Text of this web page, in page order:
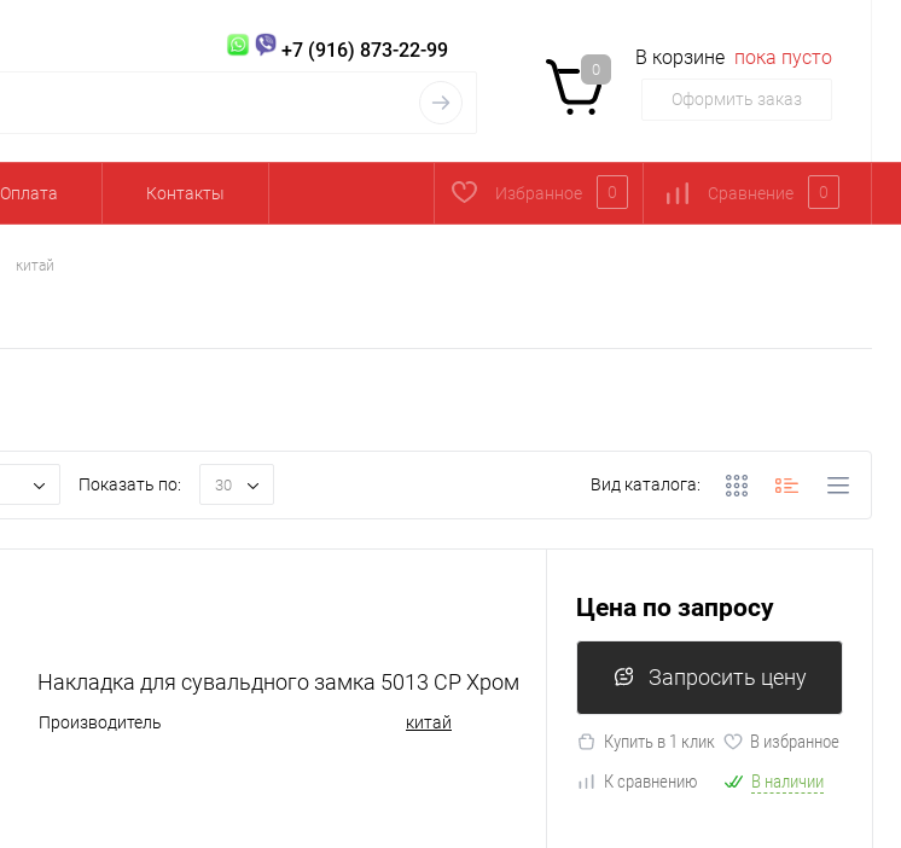
+7 (916) 873-22-99
0
В корзине пока пусто
Оформить заказ
Оплата Контакты Избранное 0 Сравнение 0
китай
Показать по: 30 Вид каталога:
Накладка для сувальдного замка 5013 CP Хром
Производитель китай
Цена по запросу
Запросить цену
Купить в 1 клик
В избранное
К сравнению
В наличии